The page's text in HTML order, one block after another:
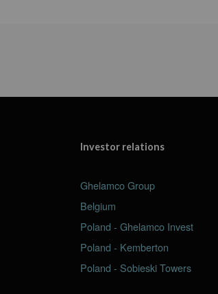
Investor relations
Ghelamco Group
Belgium
Poland - Ghelamco Invest
Poland - Kemberton
Poland - Sobieski Towers